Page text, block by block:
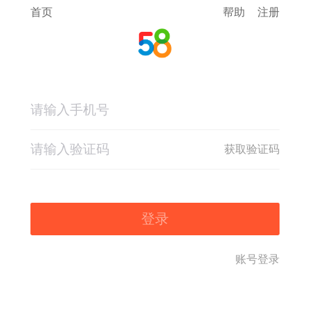
首页 帮助 注册
获取验证码
登录
账号登录